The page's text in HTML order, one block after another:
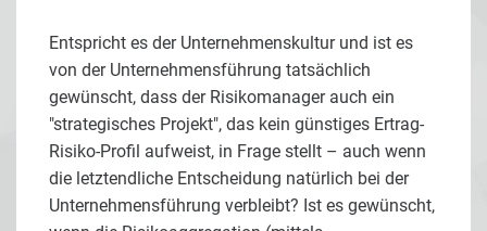
Entspricht es der Unternehmenskultur und ist es
von der Unternehmensführung tatsächlich
gewünscht, dass der Risikomanager auch ein
"strategisches Projekt", das kein günstiges Ertrag-
Risiko-Profil aufweist, in Frage stellt – auch wenn
die letztendliche Entscheidung natürlich bei der
Unternehmensführung verbleibt? Ist es gewünscht,